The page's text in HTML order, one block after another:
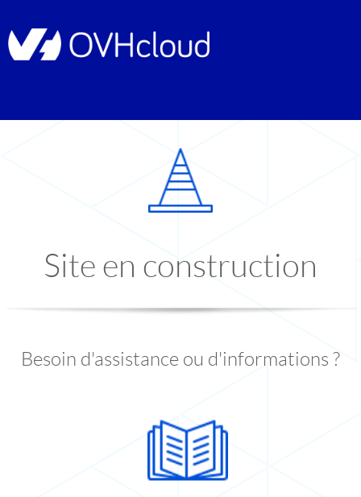
Site en construction
Besoin d'assistance ou d'informations ?